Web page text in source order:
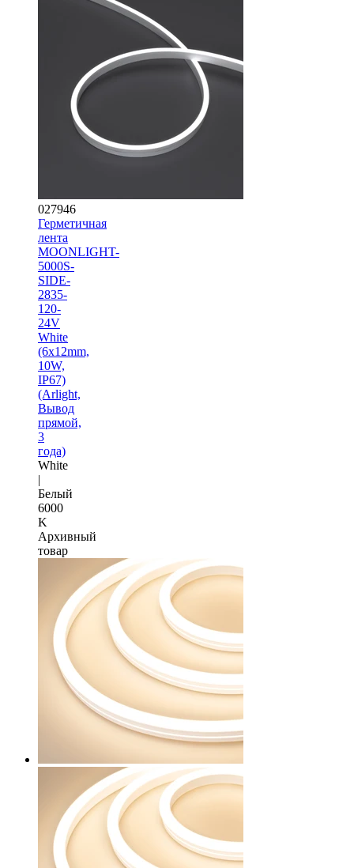
027946
Герметичная
лента
MOONLIGHT-
5000S-
SIDE-
2835-
120-
24V
White
(6х12mm,
10W,
IP67)
(Arlight,
Вывод
прямой,
3
года)
White
|
Белый
6000
K
Архивный
товар